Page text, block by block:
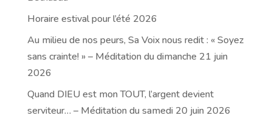
Horaire estival pour l’été 2026
Au milieu de nos peurs, Sa Voix nous redit : « Soyez
sans crainte! » – Méditation du dimanche 21 juin
2026
Quand DIEU est mon TOUT, l’argent devient
serviteur… – Méditation du samedi 20 juin 2026